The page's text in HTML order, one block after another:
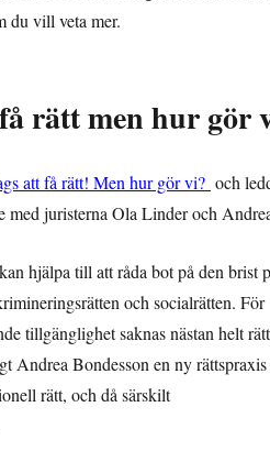
du vill veta mer.
rätt men hur gör
att få rätt! Men hur gör vi? och
med juristerna Ola Linder och
hjälpa till att råda bot på den brist
och socialrätten. För
tillgänglighet saknas nästan helt
Andrea Bondesson en ny
rätt, och då särskilt